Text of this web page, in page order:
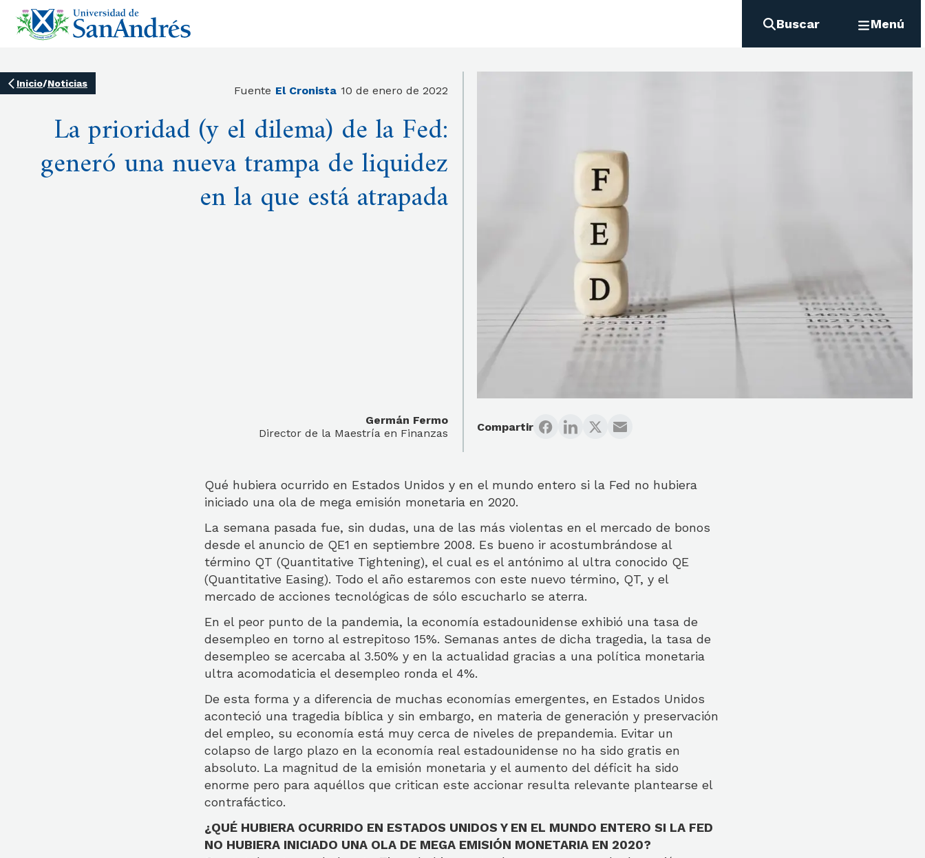
Buscar Menú
Inicio/Noticias
Fuente El Cronista 10 de enero de 2022
La prioridad (y el dilema) de la Fed:
generó una nueva trampa de liquidez
en la que está atrapada
Germán Fermo
Director de la Maestría en Finanzas
Compartir
Qué hubiera ocurrido en Estados Unidos y en el mundo entero si la Fed no hubiera
iniciado una ola de mega emisión monetaria en 2020.
La semana pasada fue, sin dudas, una de las más violentas en el mercado de bonos
desde el anuncio de QE1 en septiembre 2008. Es bueno ir acostumbrándose al
término QT (Quantitative Tightening), el cual es el antónimo al ultra conocido QE
(Quantitative Easing). Todo el año estaremos con este nuevo término, QT, y el
mercado de acciones tecnológicas de sólo escucharlo se aterra.
En el peor punto de la pandemia, la economía estadounidense exhibió una tasa de
desempleo en torno al estrepitoso 15%. Semanas antes de dicha tragedia, la tasa de
desempleo se acercaba al 3.50% y en la actualidad gracias a una política monetaria
ultra acomodaticia el desempleo ronda el 4%.
De esta forma y a diferencia de muchas economías emergentes, en Estados Unidos
aconteció una tragedia bíblica y sin embargo, en materia de generación y preservación
del empleo, su economía está muy cerca de niveles de prepandemia. Evitar un
colapso de largo plazo en la economía real estadounidense no ha sido gratis en
absoluto. La magnitud de la emisión monetaria y el aumento del déficit ha sido
enorme pero para aquéllos que critican este accionar resulta relevante plantearse el
contrafáctico.
¿QUÉ HUBIERA OCURRIDO EN ESTADOS UNIDOS Y EN EL MUNDO ENTERO SI LA FED
NO HUBIERA INICIADO UNA OLA DE MEGA EMISIÓN MONETARIA EN 2020?